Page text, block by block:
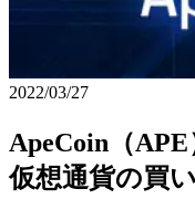
2022/03/27
ApeCoin（
仮想通貨の買